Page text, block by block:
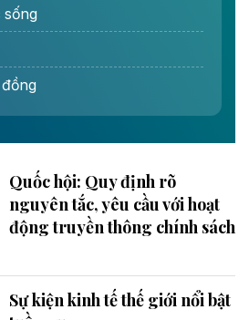
sống
Quốc hội: Quy định rõ
nguyên tắc, yêu cầu với hoạt
động truyền thông chính sách
Sự kiện kinh tế thế giới nổi bật